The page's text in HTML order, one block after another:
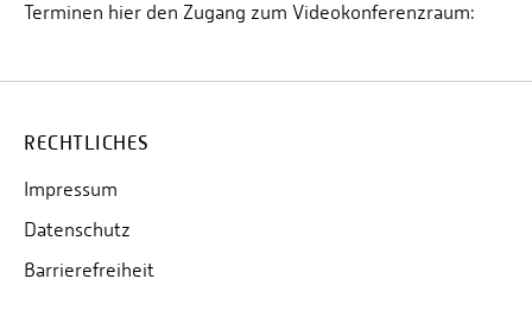
Terminen hier den Zugang zum Videokonferenzraum:
RECHTLICHES
Impressum
Datenschutz
Barrierefreiheit